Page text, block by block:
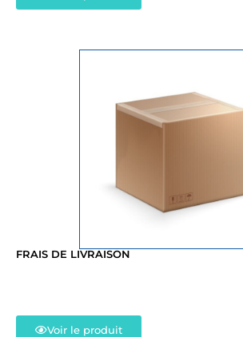
FRAIS DE LIVRAISON
Voir le produit